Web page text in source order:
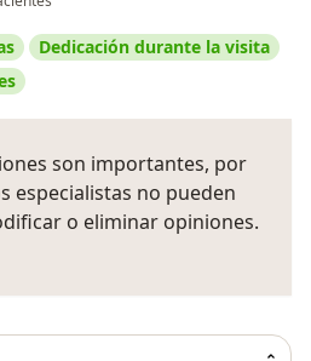
Dedicación durante la visita
son importantes, por
especialistas no pueden
o eliminar opiniones.